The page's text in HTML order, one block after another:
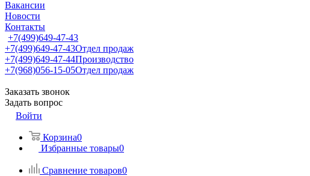
Вакансии
Новости
Контакты
+7(499)649-47-43
+7(499)649-47-43Отдел продаж
+7(499)649-47-44Производство
+7(968)056-15-05Отдел продаж
Заказать звонок
Задать вопрос
Войти
Корзина0
Избранные товары0
Сравнение товаров0